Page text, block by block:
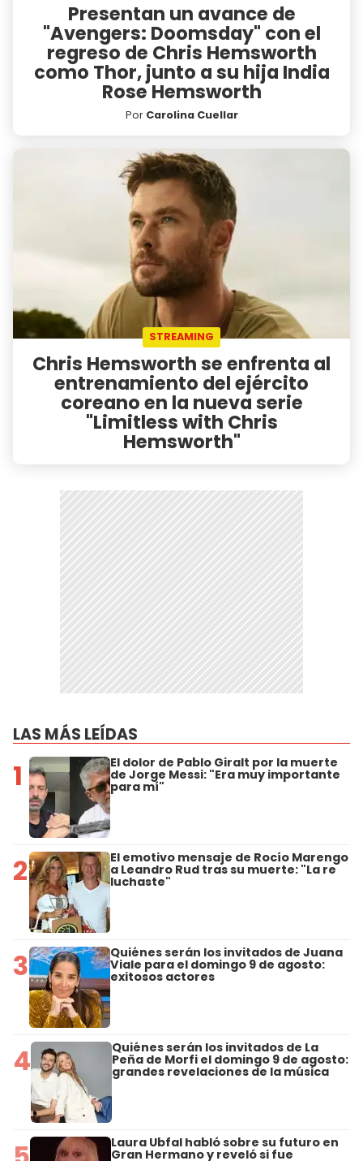
Presentan un avance de
"Avengers: Doomsday" con el
regreso de Chris Hemsworth
como Thor, junto a su hija India
Rose Hemsworth
Por Carolina Cuellar
STREAMING
Chris Hemsworth se enfrenta al
entrenamiento del ejército
coreano en la nueva serie
"Limitless with Chris
Hemsworth"
LAS MÁS LEÍDAS
1 El dolor de Pablo Giralt por la muerte
de Jorge Messi: "Era muy importante
para mí"
2 El emotivo mensaje de Rocío Marengo
a Leandro Rud tras su muerte: "La re
luchaste"
3 Quiénes serán los invitados de Juana
Viale para el domingo 9 de agosto:
exitosos actores
4 Quiénes serán los invitados de La
Peña de Morfi el domingo 9 de agosto:
grandes revelaciones de la música
Laura Ubfal habló sobre su futuro en
Gran Hermano y reveló si fue